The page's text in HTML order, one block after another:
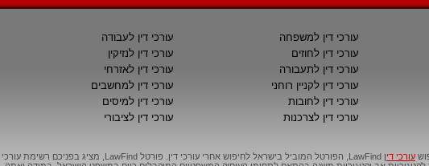
עורכי דין למשפחה
עורכי דין לחוזים
עורכי דין לתעבורה
עורכי דין לקניין רוחני
עורכי דין לחובות
עורכי דין לצרכנות
עורכי דין לעבודה
עורכי דין לנזיקין
עורכי דין לאזרחי
עורכי דין למחשבים
עורכי דין למיסים
עורכי דין לציבורי
עורכי דין
LawFind, הפורטל המוביל בישראל לחיפוש אחרי עורכי דין. פורטל LawFind, מציג בפניכם רשימת עורכי